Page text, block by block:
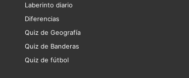
Laberinto diario
Diferencias
Quiz de Geografía
Quiz de Banderas
Quiz de fútbol